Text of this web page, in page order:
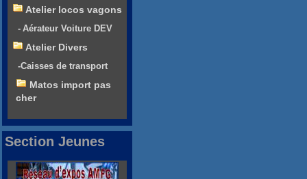
Atelier locos vagons
- Aérateur Voiture DEV
Atelier Divers
-Caisses de transport
Matos import pas
cher
Section Jeunes